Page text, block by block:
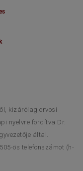
kizárólag orvosi
nyelvre fordítva Dr.
által.
ös telefonszámot (h-